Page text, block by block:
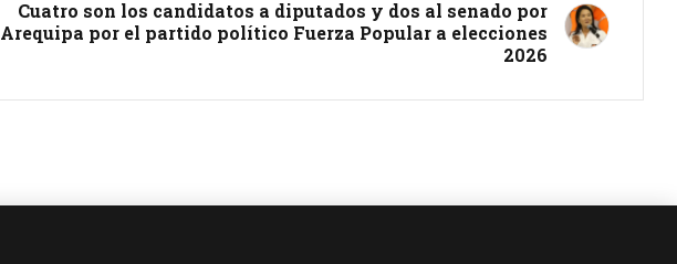
Cuatro son los candidatos a diputados y dos al senado por
Arequipa por el partido político Fuerza Popular a elecciones
2026